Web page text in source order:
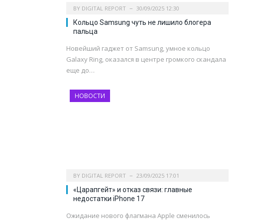
BY DIGITAL REPORT 30/09/2025 12:30
Кольцо Samsung чуть не лишило блогера
пальца
Новейший гаджет от Samsung, умное кольцо
Galaxy Ring, оказался в центре громкого скандала
еще до…
НОВОСТИ
BY DIGITAL REPORT 23/09/2025 17:01
«Царапгейт» и отказ связи: главные
недостатки iPhone 17
Ожидание нового флагмана Apple сменилось